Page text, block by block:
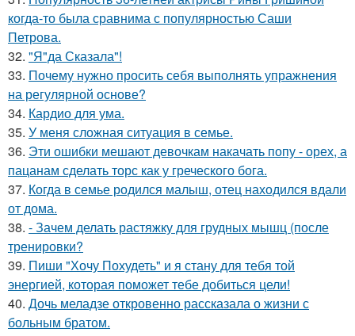
когда-то была сравнима с популярностью Саши
Петрова.
32. "Я"да Сказала"!
33. Почему нужно просить себя выполнять упражнения
на регулярной основе?
34. Кардио для ума.
35. У меня сложная ситуация в семье.
36. Эти ошибки мешают девочкам накачать попу - орех, а
пацанам сделать торс как у греческого бога.
37. Когда в семье родился малыш, отец находился вдали
от дома.
38. - Зачем делать растяжку для грудных мышц (после
тренировки?
39. Пиши "Хочу Похудеть" и я стану для тебя той
энергией, которая поможет тебе добиться цели!
40. Дочь меладзе откровенно рассказала о жизни с
больным братом.